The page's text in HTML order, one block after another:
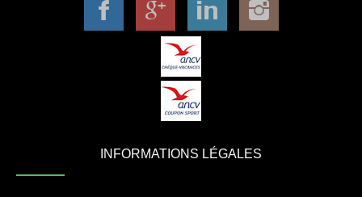
INFORMATIONS LÉGALES